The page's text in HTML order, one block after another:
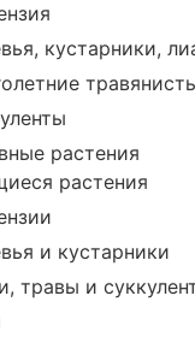
кустарники,
растения
растения
и кустарники
травы и